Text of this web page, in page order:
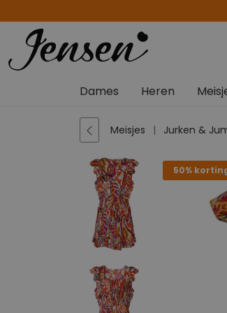
Dames Heren
Meisjes Jurken &
50%